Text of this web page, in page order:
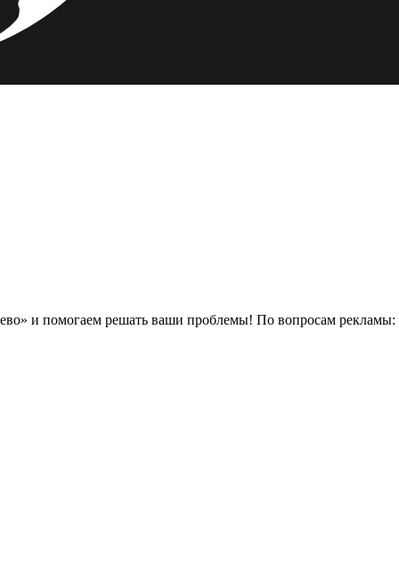
Выкладываем самые свежие новости района «Западного Бирюлево» и помогаем решать ваши проблемы! По вопросам рекламы: